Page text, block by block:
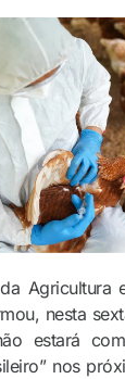
Agricultura
nesta
estará
nos